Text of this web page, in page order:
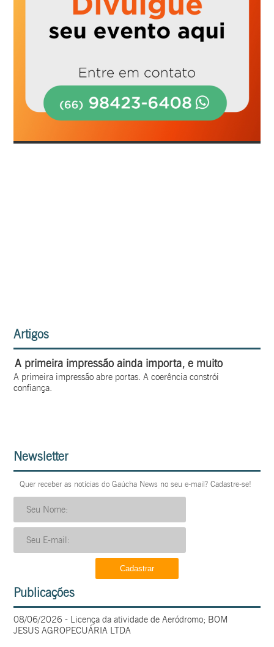
Artigos
A primeira impressão ainda importa, e muito
A primeira impressão abre portas. A coerência constrói
confiança.
Newsletter
Quer receber as notícias do Gaúcha News no seu e-mail? Cadastre-se!
Publicações
08/06/2026 - Licença da atividade de Aeródromo; BOM
JESUS AGROPECUÁRIA LTDA